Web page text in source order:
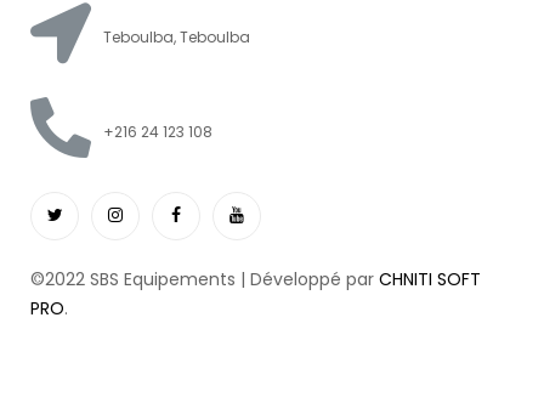
Teboulba, Teboulba
+216 24 123 108
©2022 SBS Equipements | Développé par CHNITI SOFT
PRO.